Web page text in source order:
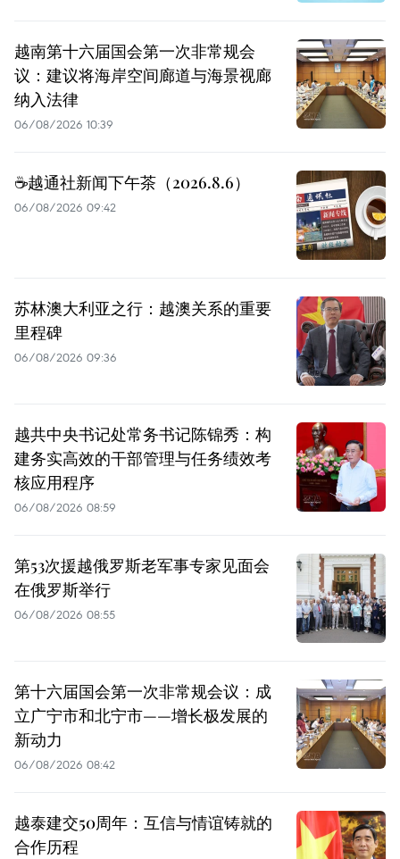
越南第十六届国会第一次非常规会
议：建议将海岸空间廊道与海景视廊
纳入法律
06/08/2026 10:39
☕️越通社新闻下午茶（2026.8.6）
06/08/2026 09:42
苏林澳大利亚之行：越澳关系的重要
里程碑
06/08/2026 09:36
越共中央书记处常务书记陈锦秀：构
建务实高效的干部管理与任务绩效考
核应用程序
06/08/2026 08:59
第53次援越俄罗斯老军事专家见面会
在俄罗斯举行
06/08/2026 08:55
第十六届国会第一次非常规会议：成
立广宁市和北宁市——增长极发展的
新动力
06/08/2026 08:42
越泰建交50周年：互信与情谊铸就的
合作历程